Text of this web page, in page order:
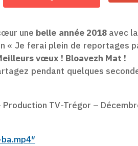
une belle année 2018avec
« Je ferai plein de reportages
vœux ! Bloavezh Mat !
pendant quelques
TV-Trégor –